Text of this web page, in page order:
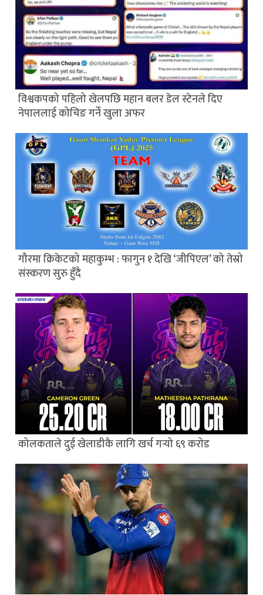
विश्वकपको पहिलो खेलपछि महान बलर डेल स्टेनले दिए
नेपाललाई कोचिङ गर्ने खुला अफर
गौरमा क्रिकेटको महाकुम्भ : फागुन १ देखि ‘जीपिएल’ को तेस्रो
संस्करण सुरु हुँदै
कोलकताले दुई खेलाडीकै लागि खर्च गर्‍यो ६९ करोड